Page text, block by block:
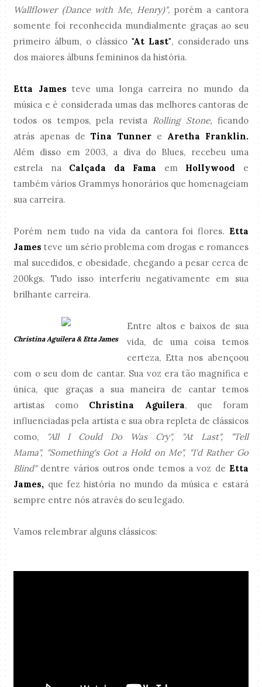
Wallflower (Dance with Me, Henry)", porém a cantora
somente foi reconhecida mundialmente graças ao seu
primeiro álbum, o clássico"At Last", considerado uns
dos maiores álbuns femininos da história.
Etta James teve uma longa carreira no mundo da
música e é considerada umas das melhores cantoras de
todos os tempos, pela revista Rolling Stone, ficando
atrás apenas deTina Tunnere Aretha Franklin.
Além disso em 2003, a diva do Blues, recebeu uma
estrela na Calçada da Fama em Hollywood e
também vários Grammys honorários que homenageiam
sua carreira.
Porém nem tudo na vida da cantora foi flores. Etta
Jamesteve um sério problema com drogas e romances
mal sucedidos, e obesidade, chegando a pesar cerca de
200kgs. Tudo isso interferiu negativamente em sua
brilhante carreira.
Christina Aguilera & Etta James
Entre altos e baixos de sua
vida, de uma coisa temos
certeza, Etta nos abençoou
com o seu dom de cantar. Sua voz era tão magnífica e
única, que graças a sua maneira de cantar temos
artistas como Christina Aguilera, que foram
influenciadas pela artista e sua obra repleta de clássicos
como,
"All I Could Do Was Cry", "At Last", "Tell
Mama", "Something's Got a Hold on Me", "I'd Rather Go
Blind"dentre vários outros onde temos a voz de Etta
James, que fez história no mundo da música e estará
sempre entre nós através do seu legado.
Vamos relembrar alguns clássicos: